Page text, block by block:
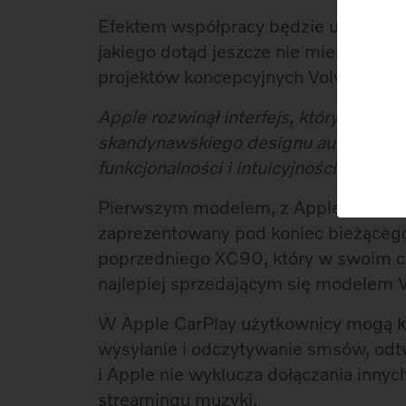
Efektem współpracy będzie
jakiego dotąd jeszcze nie mieliśmy
projektów koncepcyjnych Volvo:
Apple rozwinął interfejs, który jest
skandynawskiego designu aut Volvo,
funkcjonalności i intuicyjności–
Pierwszym modelem, z Apple
zaprezentowany pod koniec
poprzedniego XC90, który w swoim
najlepiej sprzedającym się modelem
W Apple CarPlay użytkownicy mogą
wysyłanie i odczytywanie smsów,
i Apple nie wyklucza dołączania
streamingu muzyki.